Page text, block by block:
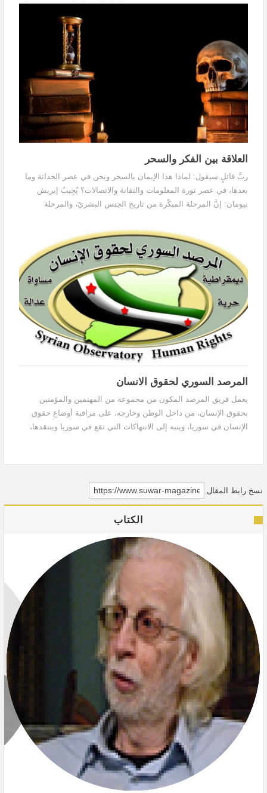
العلاقة بين الفكر والسحر
ربَّ قائلٍ سيقول: لماذا هذا الإيمان بالسحر ونحن في عصر الحداثة وما
بعدها، في عصر ثورة المعلومات والتقانة والاتصالات؟ يُجِيبُ إيريش
نيومان: إنَّ المرحلة المبكّرة من تاريخ الجنس البشريّ، والمرحلة
المصيرية حيةً تعيشُ في نفس الإنسان الحاضر.
المرصد السوري لحقوق الانسان
يعمل فريق المرصد المكون من مجموعة من المهتمين والمؤمنين
بحقوق الإنسان، من داخل الوطن وخارجه، على مراقبة أوضاع حقوق
الإنسان في سوريا، وينبه إلى الانتهاكات التي تقع في سوريا وينتقدها،
نسخ رابط المقال
الكتاب